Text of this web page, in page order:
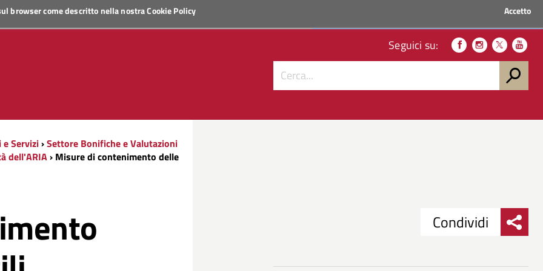
browser come descritto nella nostraCookie Policy Accetto
Seguici su:
Servizi›Settore Bonifiche e Valutazioni
dell'ARIA› Misure di contenimento delle
Condividi